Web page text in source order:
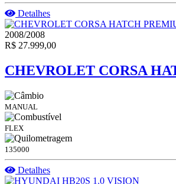
Detalhes
2008/2008
R$ 27.999,00
CHEVROLET CORSA
MANUAL
FLEX
135000
Detalhes